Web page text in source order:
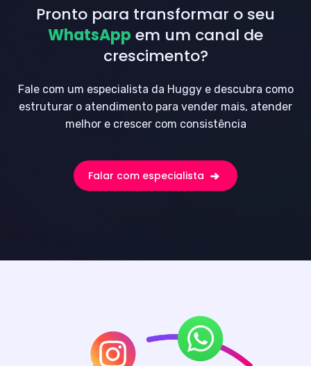
Pronto para transformar o seu
WhatsApp em um canal de
crescimento?
Fale com um especialista da Huggy e descubra como
estruturar o atendimento para vender mais, atender
melhor e crescer com consistência
Falar com especialista